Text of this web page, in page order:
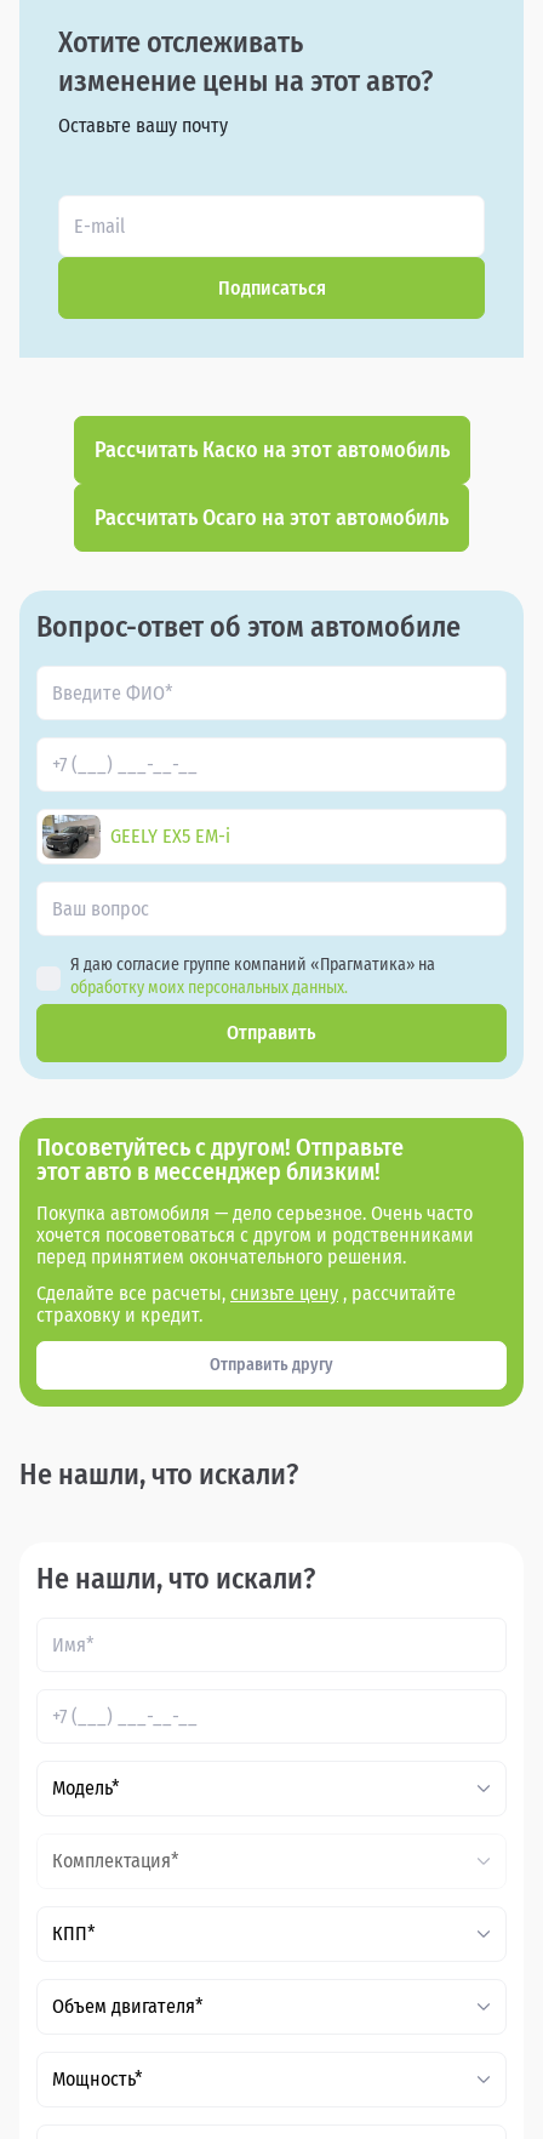
Хотите отслеживать
изменение цены на этот авто?
Оставьте вашу почту
Подписаться
Рассчитать Каско на этот автомобиль
Рассчитать Осаго на этот автомобиль
Вопрос-ответ об этом автомобиле
GEELY EX5 EM-i
Я даю согласие группе компаний «Прагматика» на
обработку моих персональных данных.
Отправить
Посоветуйтесь с другом! Отправьте
этот авто в мессенджер близким!
Покупка автомобиля — дело серьезное. Очень часто
хочется посоветоваться с другом и родственниками
перед принятием окончательного решения.
Сделайте все расчеты, снизьте цену , рассчитайте
страховку и кредит.
Отправить другу
Не нашли, что искали?
Не нашли, что искали?
Модель*
Комплектация*
КПП*
Объем двигателя*
Мощность*